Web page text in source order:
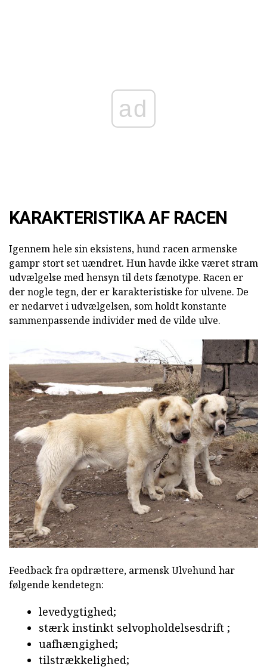
ad
KARAKTERISTIKA AF RACEN
Igennem hele sin eksistens, hund racen armenske
gampr stort set uændret. Hun havde ikke været stram
udvælgelse med hensyn til dets fænotype. Racen er
der nogle tegn, der er karakteristiske for ulvene. De
er nedarvet i udvælgelsen, som holdt konstante
sammenpassende individer med de vilde ulve.
Feedback fra opdrættere, armensk Ulvehund har
følgende kendetegn:
levedygtighed;
stærk instinkt selvopholdelsesdrift ;
uafhængighed;
tilstrækkelighed;